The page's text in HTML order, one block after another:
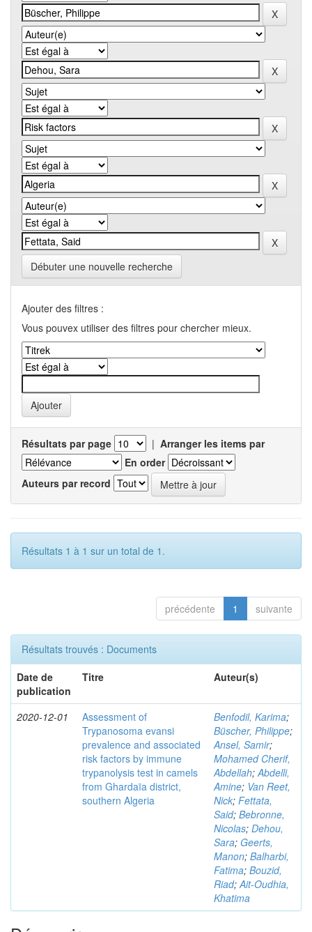
Débuter une nouvelle recherche
Ajouter des filtres :
Vous pouvex utiliser des filtres pour chercher mieux.
Résultats par page | Arranger les items par
En order
Auteurs par record
Résultats 1 à 1 sur un total de 1.
précédente 1 suivante
Résultats trouvés : Documents
Date de
publication
Titre Auteur(s)
2020-12-01
Assessment of
Trypanosoma evansi
prevalence and associated
risk factors by immune
trypanolysis test in camels
from Ghardaïa district,
southern Algeria
Benfodil, Karima;
Büscher, Philippe;
Ansel, Samir;
Mohamed Cherif,
Abdellah;Abdelli,
Amine; Van Reet,
Nick; Fettata,
Said; Bebronne,
Nicolas; Dehou,
Sara; Geerts,
Manon; Balharbi,
Fatima; Bouzid,
Riad;Ait-Oudhia,
Khatima